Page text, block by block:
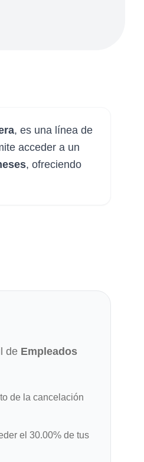
, es una línea de
acceder a un
, ofreciendo
de Empleados
de la cancelación
el 30.00% de tus